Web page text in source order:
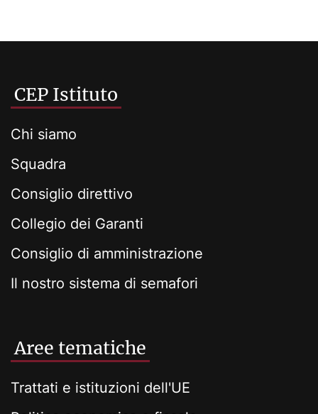
CEP Istituto
Chi siamo
Squadra
Consiglio direttivo
Collegio dei Garanti
Consiglio di amministrazione
Il nostro sistema di semafori
Aree tematiche
Trattati e istituzioni dell'UE